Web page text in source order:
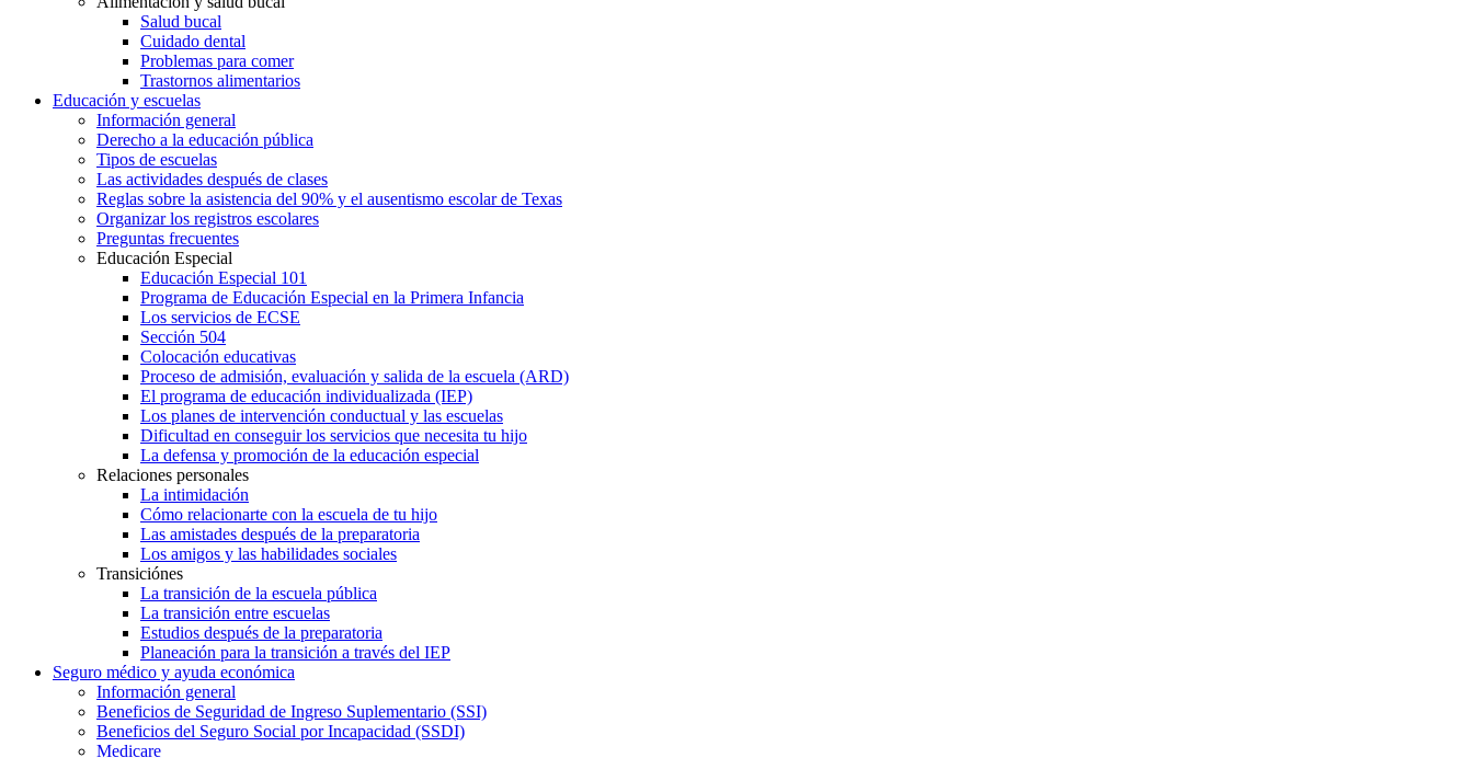
Salud bucal
Cuidado dental
Problemas para comer
Trastornos alimentarios
Educación y escuelas
Información general
Derecho a la educación pública
Tipos de escuelas
Las actividades después de clases
Reglas sobre la asistencia del 90% y el ausentismo escolar de Texas
Organizar los registros escolares
Preguntas frecuentes
Educación Especial
Educación Especial 101
Programa de Educación Especial en la Primera Infancia
Los servicios de ECSE
Sección 504
Colocación educativas
Proceso de admisión, evaluación y salida de la escuela (ARD)
El programa de educación individualizada (IEP)
Los planes de intervención conductual y las escuelas
Dificultad en conseguir los servicios que necesita tu hijo
La defensa y promoción de la educación especial
Relaciones personales
La intimidación
Cómo relacionarte con la escuela de tu hijo
Las amistades después de la preparatoria
Los amigos y las habilidades sociales
Transiciónes
La transición de la escuela pública
La transición entre escuelas
Estudios después de la preparatoria
Planeación para la transición a través del IEP
Seguro médico y ayuda económica
Información general
Beneficios de Seguridad de Ingreso Suplementario (SSI)
Beneficios del Seguro Social por Incapacidad (SSDI)
Medicare